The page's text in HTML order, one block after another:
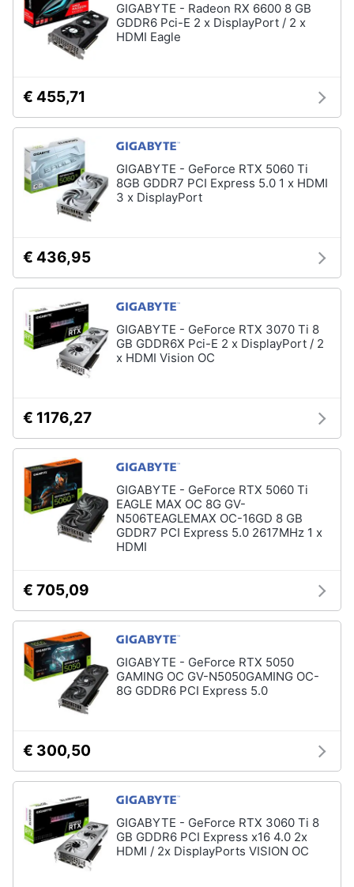
GIGABYTE - Radeon RX 6600 8 GB
GDDR6 Pci-E 2 x DisplayPort / 2 x
HDMI Eagle
€ 455,71
GIGABYTE - GeForce RTX 5060 Ti
8GB GDDR7 PCI Express 5.0 1 x HDMI
3 x DisplayPort
€ 436,95
GIGABYTE - GeForce RTX 3070 Ti 8
GB GDDR6X Pci-E 2 x DisplayPort / 2
x HDMI Vision OC
€ 1176,27
GIGABYTE - GeForce RTX 5060 Ti
EAGLE MAX OC 8G GV-
N506TEAGLEMAX OC-16GD 8 GB
GDDR7 PCI Express 5.0 2617MHz 1 x
HDMI
€ 705,09
GIGABYTE - GeForce RTX 5050
GAMING OC GV-N5050GAMING OC-
8G GDDR6 PCI Express 5.0
€ 300,50
GIGABYTE - GeForce RTX 3060 Ti 8
GB GDDR6 PCI Express x16 4.0 2x
HDMI / 2x DisplayPorts VISION OC